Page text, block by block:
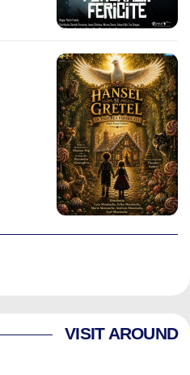
VISIT AROUND